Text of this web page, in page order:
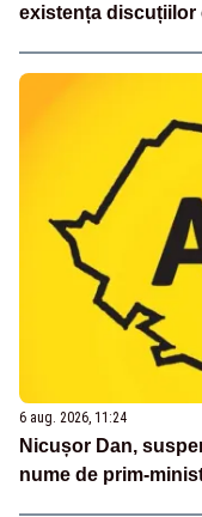
existența discuțiilor
6 aug. 2026, 11:24
Nicușor Dan,
nume de prim-